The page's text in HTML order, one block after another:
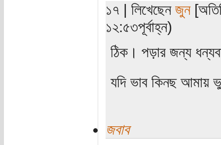
১৭ | লিখেছেন জুন
১২:৫৩পূর্বাহ্ন)
ঠিক। পড়ার জন্য
যদি ভাব কিনছ আমায়
জবাব